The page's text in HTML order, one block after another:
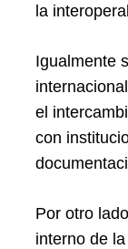
la
Igualmente
el
con
Por otro
interno de